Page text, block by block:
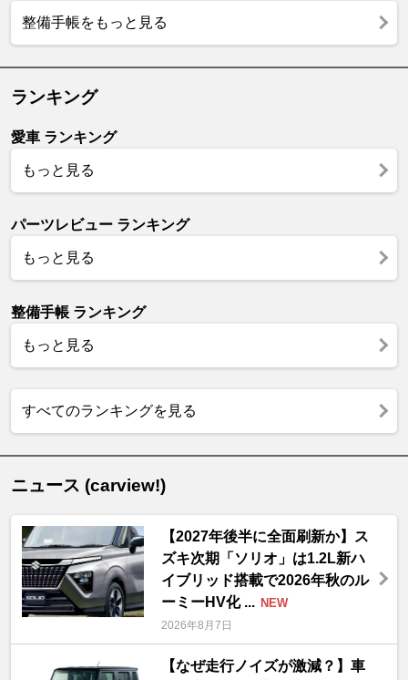
整備手帳をもっと見る
ランキング
愛車 ランキング
もっと見る
パーツレビュー ランキング
もっと見る
整備手帳 ランキング
もっと見る
すべてのランキングを見る
ニュース (carview!)
【2027年後半に全面刷新か】ス
ズキ次期「ソリオ」は1.2L新ハ
イブリッド搭載で2026年秋のル
ーミーHV化 ... NEW
2026年8月7日
【なぜ走行ノイズが激減？】車